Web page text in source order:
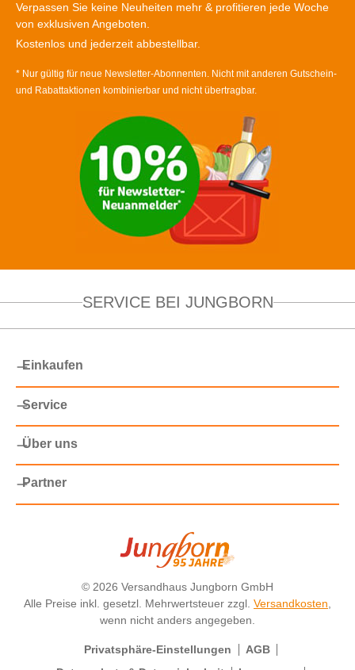
Verpassen Sie keine Neuheiten mehr & profitieren jede Woche
von exklusiven Angeboten.
Kostenlos und jederzeit abbestellbar.
* Nur gültig für neue Newsletter-Abonnenten. Nicht mit anderen Gutschein-
und Rabattaktionen kombinierbar und nicht übertragbar.
SERVICE BEI JUNGBORN
Einkaufen
Service
Über uns
Partner
© 2026 Versandhaus Jungborn GmbH
Alle Preise inkl. gesetzl. Mehrwertsteuer zzgl. Versandkosten
wenn nicht anders angegeben.
Privatsphäre-Einstellungen
AGB